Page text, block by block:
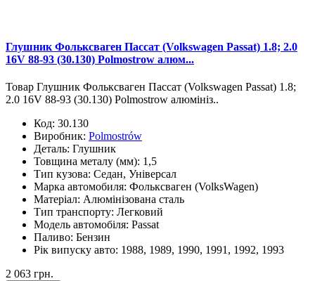
Глушник Фольксваген Пассат (Volkswagen Passat) 1.8; 2.0
16V 88-93 (30.130) Polmostrow алюм...
Товар Глушник Фольксваген Пассат (Volkswagen Passat) 1.8;
2.0 16V 88-93 (30.130) Polmostrow алюмініз..
Код: 30.130
Виробник: Polmostrów
Деталь: Глушник
Товщина металу (мм): 1,5
Тип кузова: Седан, Універсал
Марка автомобиля: Фольксваген (VolksWagen)
Матеріал: Алюмінізована сталь
Тип транспорту: Легковий
Модель автомобіля: Passat
Паливо: Бензин
Рік випуску авто: 1988, 1989, 1990, 1991, 1992, 1993
2 063 грн.